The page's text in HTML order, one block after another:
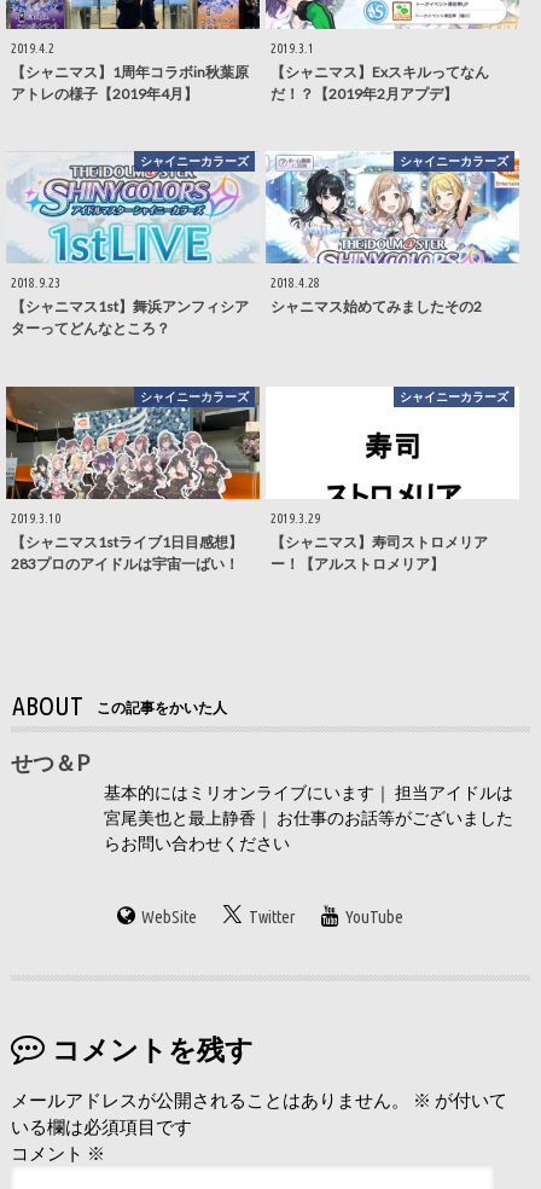
2019.4.2
【シャニマス】1周年コラボin秋葉原
アトレの様子【2019年4月】
2019.3.1
【シャニマス】Exスキルってなん
だ！？【2019年2月アプデ】
シャイニーカラーズ
2018.9.23
【シャニマス1st】舞浜アンフィシア
ターってどんなところ？
シャイニーカラーズ
2018.4.28
シャニマス始めてみましたその2
シャイニーカラーズ
2019.3.10
【シャニマス1stライブ1日目感想】
283プロのアイドルは宇宙一ばい！
シャイニーカラーズ
2019.3.29
【シャニマス】寿司ストロメリア
ー！【アルストロメリア】
ABOUT この記事をかいた人
せつ＆P
基本的にはミリオンライブにいます｜ 担当アイドルは
宮尾美也と最上静香｜ お仕事のお話等がございました
らお問い合わせください
WebSite Twitter YouTube
コメントを残す
メールアドレスが公開されることはありません。 ※ が付いて
いる欄は必須項目です
コメント ※